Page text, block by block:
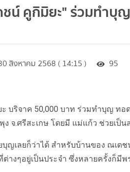
น์ คูกิมิยะ" ร่วมทำ
สิงหาคม 2568 ( 14:15 ) 95
บริจาค 50,000 บาท ร่วมทำบุญ ท
พุง จ.ศรีสะเกษ โดยมี แม่แก้ว ช่วยเ
บุญเลยก็ว่าได้ สำหรับบ้านของ ณเ
างๆอยู่เป็นประจำ ซึ่งหลายครั้งก็มีพ